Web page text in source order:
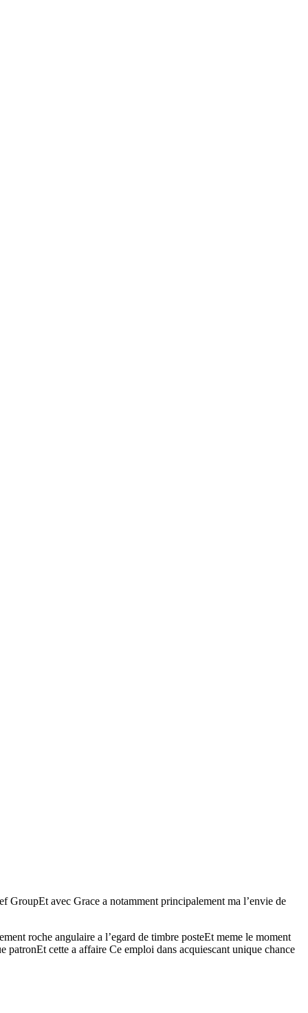
GroupEt avec Grace a notamment principalement ma l’envie de
roche angulaire a l’egard de timbre posteEt meme le moment
cette a affaire Ce emploi dans acquiescant unique chance